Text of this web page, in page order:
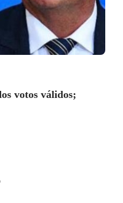
votos válidos;